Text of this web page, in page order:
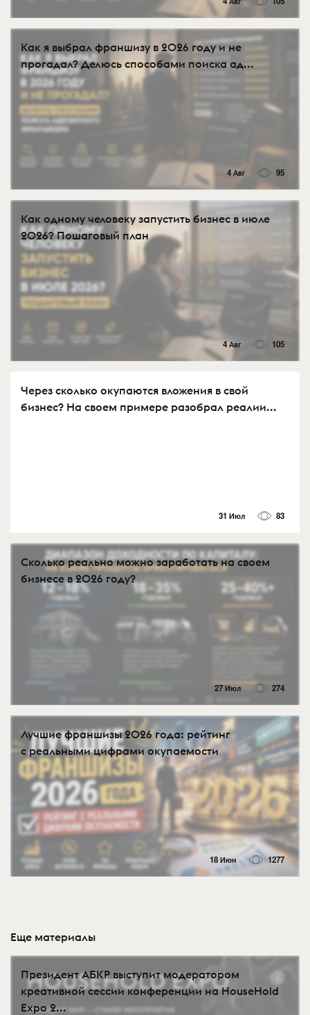
Как я выбрал франшизу в 2026 году и не
прогадал? Делюсь способами поиска ад...
4 Авг 95
Как одному человеку запустить бизнес в июле
2026? Пошаговый план
4 Авг 105
Через сколько окупаются вложения в свой
бизнес? На своем примере разобрал реалии...
31 Июл 83
Сколько реально можно заработать на своем
бизнесе в 2026 году?
27 Июл 274
Лучшие франшизы 2026 года: рейтинг
с реальными цифрами окупаемости
18 Июн 1277
Еще материалы
Президент АБКР выступит модератором
креативной сессии конференции на HouseHold
Expo 2...